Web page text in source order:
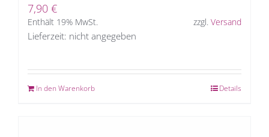
7,90 €
Enthält 19% MwSt. zzgl. Versand
Lieferzeit: nicht angegeben
In den Warenkorb Details